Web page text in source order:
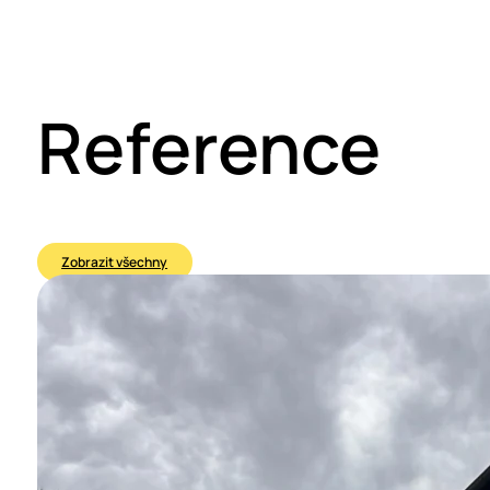
Reference
Zobrazit všechny